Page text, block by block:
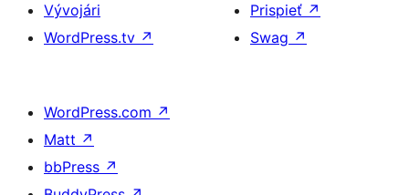
Vývojári
WordPress.tv ↗
Prispieť ↗
Swag ↗
WordPress.com ↗
Matt ↗
bbPress ↗